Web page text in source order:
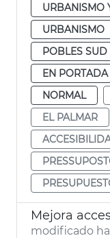
URBANISMO
URBANISMO
POBLES SUD
EN PORTADA
NORMAL
EL PALMAR
modificado